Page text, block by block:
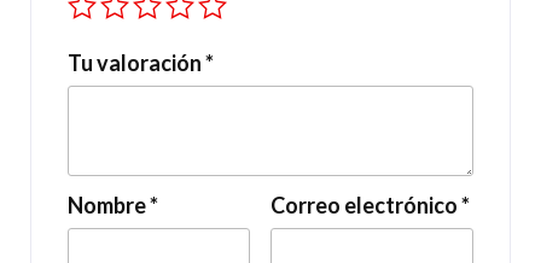
Tu valoración*
Nombre* Correo electrónico*